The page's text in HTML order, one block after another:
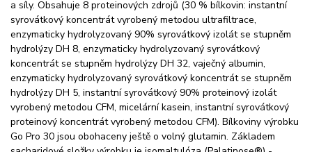
a síly. Obsahuje 8 proteinových zdrojů (30 % bílkovin: instantní
syrovátkový koncentrát vyrobený metodou ultrafiltrace,
enzymaticky hydrolyzovaný 90% syrovátkový izolát se stupněm
hydrolýzy DH 8, enzymaticky hydrolyzovaný syrovátkový
koncentrát se stupněm hydrolýzy DH 32, vaječný albumin,
enzymaticky hydrolyzovaný syrovátkový koncentrát se stupněm
hydrolýzy DH 5, instantní syrovátkový 90% proteinový izolát
vyrobený metodou CFM, micelární kasein, instantní syrovátkový
proteinový koncentrát vyrobený metodou CFM). Bílkoviny výrobku
Go Pro 30 jsou obohaceny ještě o volný glutamin. Základem